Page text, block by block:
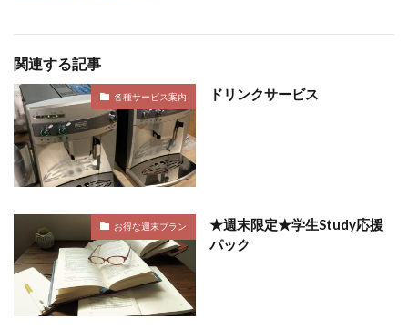
関連する記事
各種サービス案内 ドリンクサービス
お得な週末プラン
★週末限定★学生Study応援
パック